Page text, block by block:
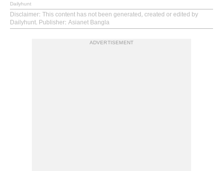
Dailyhunt
Disclaimer: This content has not been generated, created or edited by
Dailyhunt. Publisher: Asianet Bangla
ADVERTISEMENT